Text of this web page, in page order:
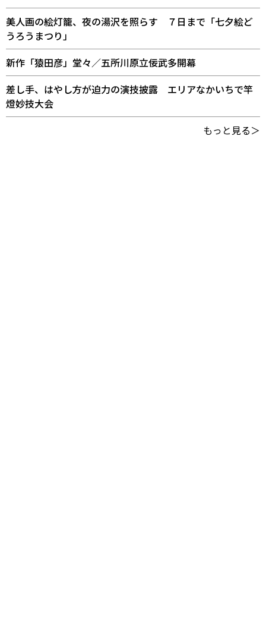
美人画の絵灯籠、夜の湯沢を照らす ７日まで「七夕絵ど
うろうまつり」
新作「猿田彦」堂々／五所川原立佞武多開幕
差し手、はやし方が迫力の演技披露 エリアなかいちで竿
燈妙技大会
もっと見る＞